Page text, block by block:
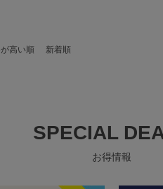
高い順 新着順
SPECIAL
お得情報